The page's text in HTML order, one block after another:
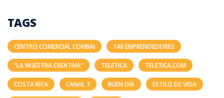
TAGS
CENTRO COMERCIAL COMBAI 140 EMPRENDEDORES
"LA MUESTRA CREATIVA" TELETICA TELETICA.COM
COSTA RICA CANAL 7 BUEN DÍA ESTILO DE VIDA